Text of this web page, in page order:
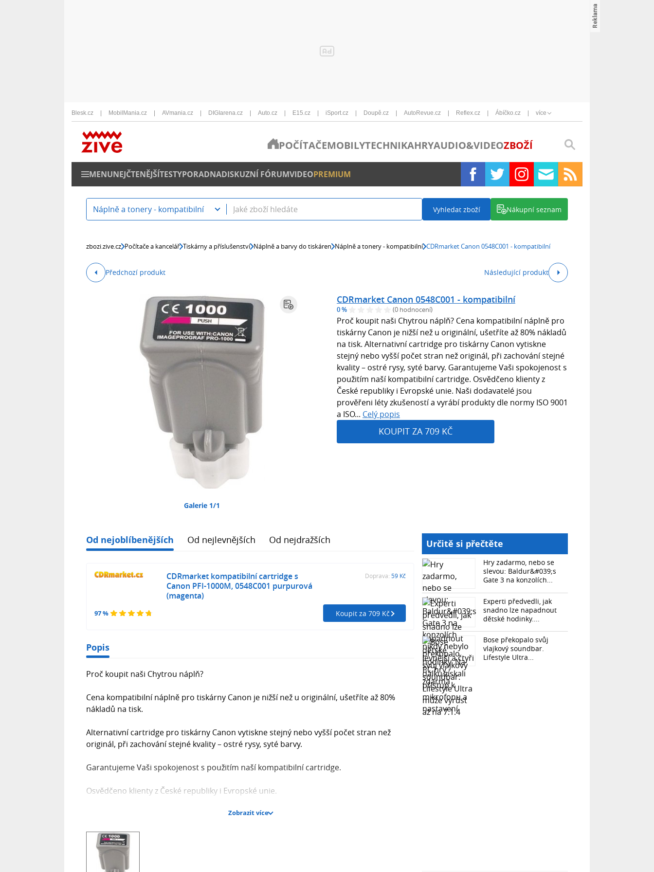
Blesk.cz MobilMania.cz AVmania.cz DIGIarena.cz Auto.cz E15.cz iSport.cz Doupě.cz AutoRevue.cz Reflex.cz Ábíčko.cz více
POČÍTAČEMOBILYTECHNIKAHRYAUDIO&VIDEOZBOŽÍ
MENUNEJČTENĚJŠÍTESTYPORADNADISKUZNÍ FÓRUMVIDEOPREMIUM
Náplně a tonery - kompatibilní Vyhledat zboží Nákupní seznam
zbozi.zive.cz Počítače a kancelář Tiskárny a příslušenství Náplně a barvy do tiskáren Náplně a tonery - kompatibilní CDRmarket Canon 0548C001 - kompatibilní
Předchozí produkt Následující produkt
Galerie 1/1
CDRmarket Canon 0548C001 - kompatibilní
0 % (0 hodnocení)
Proč koupit naši Chytrou náplň? Cena kompatibilní náplně pro
tiskárny Canon je nižší než u originální, ušetříte až 80% nákladů
na tisk. Alternativní cartridge pro tiskárny Canon vytiskne
stejný nebo vyšší počet stran než originál, při zachování stejné
kvality – ostré rysy, syté barvy. Garantujeme Vaši spokojenost s
použitím naší kompatibilní cartridge. Osvědčeno klienty z
České republiky i Evropské unie. Naši dodavatelé jsou
prověřeni léty zkušeností a vyrábí produkty dle normy ISO 9001
a ISO... Celý popis
KOUPIT ZA 709 KČ
Od nejoblíbenějších Od nejlevnějších Od nejdražších
97 %
CDRmarket kompatibilní cartridge s
Canon PFI-1000M, 0548C001 purpurová
(magenta)
Doprava: 59 Kč
Koupit za 709 Kč
Popis
Proč koupit naši Chytrou náplň?
Cena kompatibilní náplně pro tiskárny Canon je nižší než u originální, ušetříte až 80%
nákladů na tisk.
Alternativní cartridge pro tiskárny Canon vytiskne stejný nebo vyšší počet stran než
originál, při zachování stejné kvality – ostré rysy, syté barvy.
Garantujeme Vaši spokojenost s použitím naší kompatibilní cartridge.
Osvědčeno klienty z České republiky i Evropské unie.
Naši dodavatelé jsou prověřeni léty zkušeností a vyrábí produkty dle normy ISO 9001 a
Existuje mnoho výrobců kompatibilních náplní, ale kvalita může být odlišná. Pořiďte si
Zobrazit více
Určitě si přečtěte
Hry zadarmo, nebo se
slevou: Baldur&#039;s
Gate 3 na konzolích...
Experti předvedli, jak
snadno lze napadnout
dětské hodinky....
Bose překopalo svůj
vlajkový soundbar.
Lifestyle Ultra...